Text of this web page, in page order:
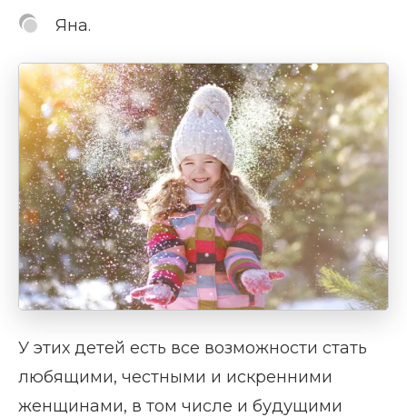
Яна.
У этих детей есть все возможности стать
любящими, честными и искренними
женщинами, в том числе и будущими